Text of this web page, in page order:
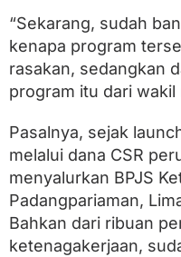
“Sekarang, sudah
kenapa program
rasakan, sedangkan
program itu dari wakil
Pasalnya, sejak
melalui dana CSR
menyalurkan BPJS
Padangpariaman,
Bahkan dari ribuan
ketenagakerjaan,